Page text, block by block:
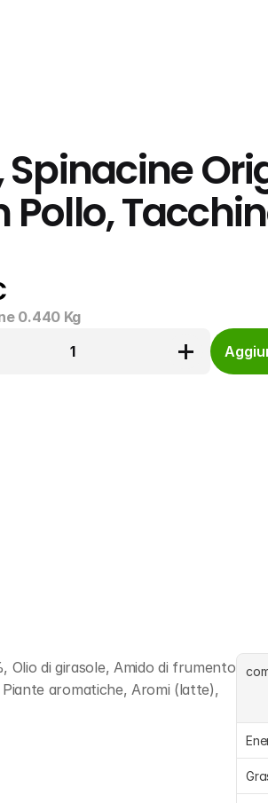
Spinacine
Pollo,
0.440 Kg
1
Olio di girasole, Amido di frumento
aromatiche, Aromi (latte),